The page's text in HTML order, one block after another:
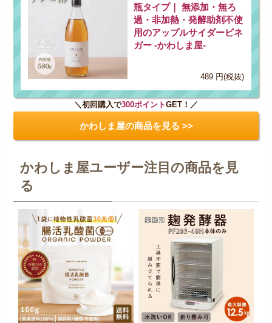
瓶タイプ｜ 無添加・無ろ
過・非加熱・発酵助剤不使
用のアップルサイダービネ
ガー -かわしま屋-
489 円(税抜)
＼初回購入で300ポイントGET！／
かわしま屋の商品を見る >>
かわしま屋ユーザー注目の商品を見
る